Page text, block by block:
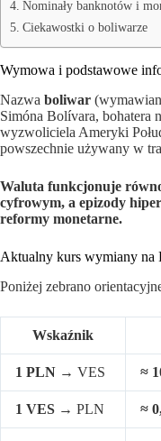
Nominały banknotów i
Ciekawostki o boliwarze
Wymowa i podstawowe
Nazwa boliwar
Simóna Bolívara, bohatera
wyzwoliciela Ameryki
powszechnie używany w
Waluta funkcjonuje
cyfrowym, a epizody
reformy monetarne.
Aktualny kurs wymiany na
Poniżej zebrano
Wskaźnik
1 PLN → VES ≈
1 VES → PLN ≈